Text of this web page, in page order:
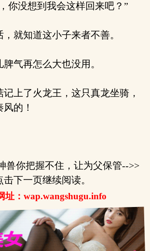
你没想到我会这样回来吧？”
就知道这小子来者不善。
气再怎么大也没用。
上了火龙王，这只真龙坐骑，
的！
兽你把握不住，让为父保管-->>
下一页继续阅读。
址：wap.wangshugu.info